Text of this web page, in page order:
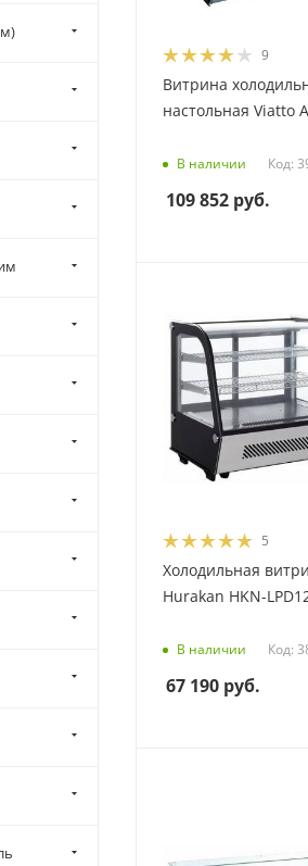
9
Витрина
настольная Viatto
В наличии Код:
109 852 руб.
5
Холодильная
Hurakan HKN-
В наличии Код:
67 190 руб.